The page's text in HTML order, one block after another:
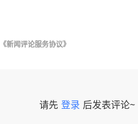
《新闻评论服务协议》
请先 登录 后发表评论~